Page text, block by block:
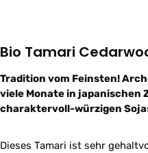
Bio Tamari
Tradition vom Feinsten!
viele Monate in japanischen
charaktervoll-würzigen
Dieses Tamari ist sehr